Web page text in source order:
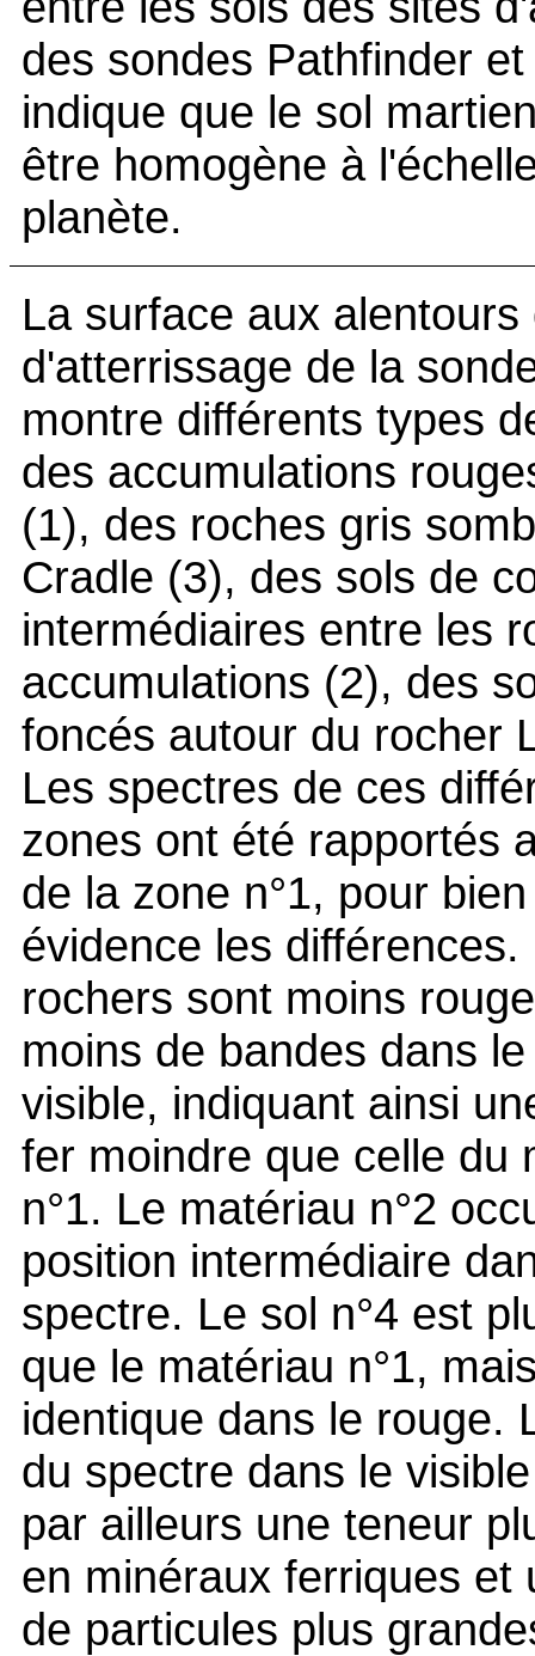
des sondes Pathfinder et
indique que le sol
être homogène à
planète.
La surface aux alentours
d'atterrissage de la
montre différents types
des accumulations
(1), des roches gris
Cradle (3), des sols de
intermédiaires entre les
accumulations (2), des
foncés autour du rocher
Les spectres de ces
zones ont été rapportés
de la zone n°1, pour
évidence les différences.
rochers sont moins
moins de bandes dans
visible, indiquant ainsi
fer moindre que celle du
n°1. Le matériau n°2
position intermédiaire
spectre. Le sol n°4 est
que le matériau n°1,
identique dans le rouge.
du spectre dans le
par ailleurs une teneur
en minéraux ferriques et
de particules plus